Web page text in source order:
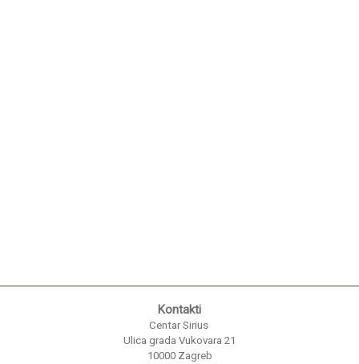
Kontakti
Centar Sirius
Ulica grada Vukovara 21
10000 Zagreb